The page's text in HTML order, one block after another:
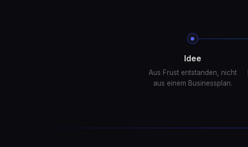
Idee
Aus Frust entstanden, nicht
aus einem Businessplan.